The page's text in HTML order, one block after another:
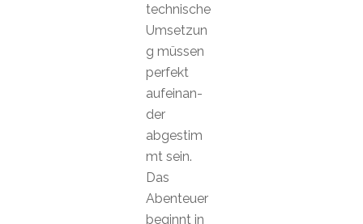
technische
Umsetzun
g müssen
perfekt
aufeinan-
der
abgestim
mt sein.
Das
Abenteuer
beginnt in